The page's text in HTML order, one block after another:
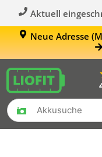
Aktuell
Neue Adresse